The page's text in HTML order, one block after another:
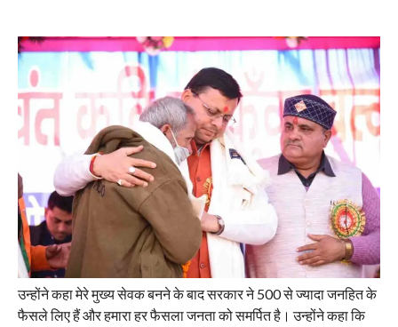
उन्होंने कहा मेरे मुख्य सेवक बनने के बाद सरकार ने 500 से ज्यादा जनहित के
फैसले लिए हैं और हमारा हर फैसला जनता को समर्पित है। उन्होंने कहा कि